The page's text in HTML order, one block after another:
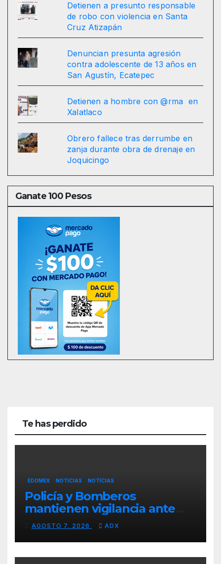
Detienen a presunto responsable
de robo con violencia en Santa
Cruz Atizapán
Denuncian presunta agresión
contra adolescente de 13 años en
San Agustín, Ecatepec
Detienen a hombre con @rma en
Xalatlaco
Obrero fallece tras derrumbe en
zanja durante obra de drenaje en
Joquicingo
Ganate 100 Pesos
Te has perdido
EDOMEX NOTICIAS NOTÍCIAS
Policía y Bomberos
mantienen vigilancia ante
lluvias en Toluca
AGOSTO 7, 2026 ADX